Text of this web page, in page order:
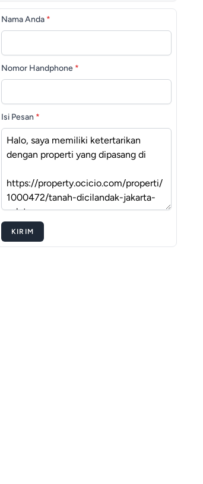
Nama Anda *
Nomor Handphone *
Isi Pesan *
KIRIM